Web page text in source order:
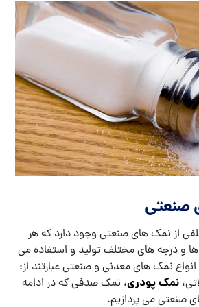
صنعتی
از نمک های صنعتی وجود دارد که هر
ها و درجه های مختلف تولید و استفاده می
نمک های معدنی و صنعتی عبارتند از:
نمک پودری، نمک صدفی که در ادامه
صنعتی می پردازیم.